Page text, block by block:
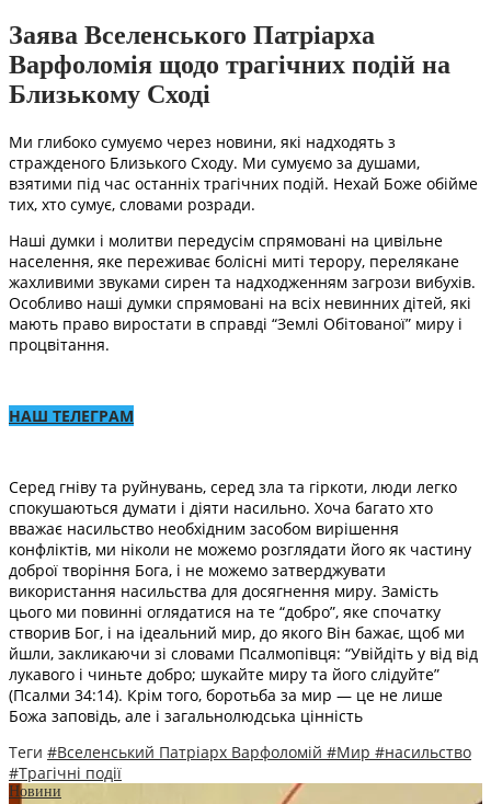
Заява Вселенського Патріарха
Варфоломія щодо трагічних подій на
Близькому Сході
Ми глибоко сумуємо через новини, які надходять з
стражденого Близького Сходу. Ми сумуємо за душами,
взятими під час останніх трагічних подій. Нехай Боже обійме
тих, хто сумує, словами розради.
Наші думки і молитви передусім спрямовані на цивільне
населення, яке переживає болісні миті терору, перелякане
жахливими звуками сирен та надходженням загрози вибухів.
Особливо наші думки спрямовані на всіх невинних дітей, які
мають право виростати в справді “Землі Обітованої” миру і
процвітання.
НАШ ТЕЛЕГРАМ
Серед гніву та руйнувань, серед зла та гіркоти, люди легко
спокушаються думати і діяти насильно. Хоча багато хто
вважає насильство необхідним засобом вирішення
конфліктів, ми ніколи не можемо розглядати його як частину
доброї творіння Бога, і не можемо затверджувати
використання насильства для досягнення миру. Замість
цього ми повинні оглядатися на те “добро”, яке спочатку
створив Бог, і на ідеальний мир, до якого Він бажає, щоб ми
йшли, закликаючи зі словами Псалмопівця: “Увійдіть у від від
лукавого і чиньте добро; шукайте миру та його слідуйте”
(Псалми 34:14). Крім того, боротьба за мир — це не лише
Божа заповідь, але і загальнолюдська цінність
Теги #Вселенський Патріарх Варфоломій #Мир #насильство
#Трагічні події
Новини